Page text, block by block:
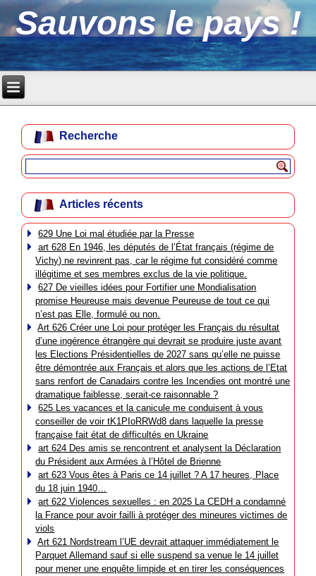
Sauvons le pays !
Recherche
Articles récents
629 Une Loi mal étudiée par la Presse
art 628 En 1946, les députés de l’État français (régime de
Vichy) ne revinrent pas, car le régime fut considéré comme
illégitime et ses membres exclus de la vie politique.
627 De vieilles idées pour Fortifier une Mondialisation
promise Heureuse mais devenue Peureuse de tout ce qui
n’est pas Elle, formulé ou non.
Art 626 Créer une Loi pour protéger les Français du résultat
d’une ingérence étrangère qui devrait se produire juste avant
les Elections Présidentielles de 2027 sans qu’elle ne puisse
être démontrée aux Français et alors que les actions de l’Etat
sans renfort de Canadairs contre les Incendies ont montré une
dramatique faiblesse, serait-ce raisonnable ?
625 Les vacances et la canicule me conduisent à vous
conseiller de voir tK1PIoRRWd8 dans laquelle la presse
française fait état de difficultés en Ukraine
art 624 Des amis se rencontrent et analysent la Déclaration
du Président aux Armées à l’Hôtel de Brienne
art 623 Vous êtes à Paris ce 14 juillet ? A 17 heures, Place
du 18 juin 1940…
art 622 Violences sexuelles : en 2025 La CEDH a condamné
la France pour avoir failli à protéger des mineures victimes de
viols
Art 621 Nordstream l’UE devrait attaquer immédiatement le
Parquet Allemand sauf si elle suspend sa venue le 14 juillet
pour mener une enquête limpide et en tirer les conséquences